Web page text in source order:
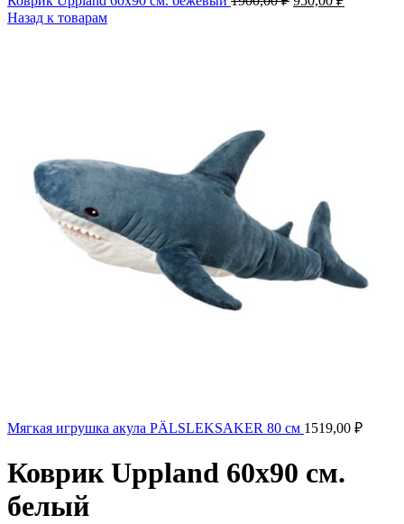
Назад к товарам
Мягкая игрушка акула PÄLSLEKSAKER 80 см 1519,00 ₽
Коврик Uppland 60х90 см.
белый